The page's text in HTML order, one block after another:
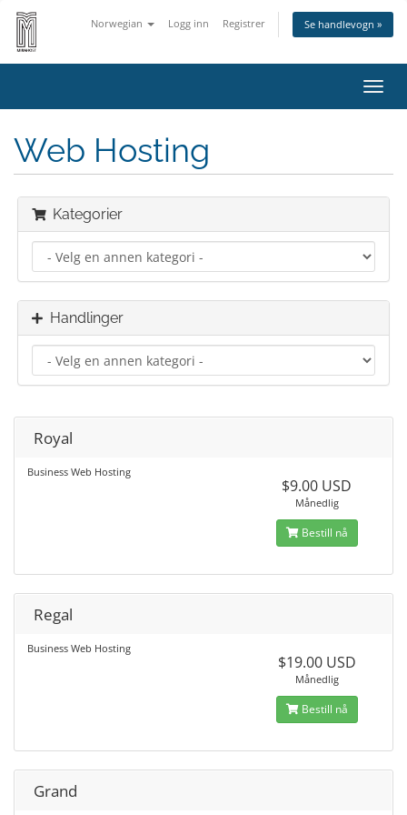
Norwegian Logg inn Registrer Se handlevogn »
Bytt
Web Hosting
Kategorier
Handlinger
Royal
Business Web Hosting
$9.00 USD
Månedlig
Bestill nå
Regal
Business Web Hosting
$19.00 USD
Månedlig
Bestill nå
Grand